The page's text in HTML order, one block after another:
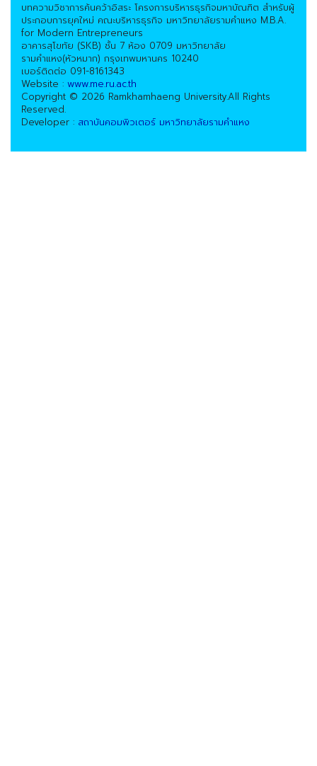
บทความวิชาการค้นคว้าอิสระ โครงการบริหารธุรกิจมหาบัณฑิต สำหรับผู้
ประกอบการยุคใหม่ คณะบริหารธุรกิจ มหาวิทยาลัยรามคำแหง M.B.A.
for Modern Entrepreneurs
อาคารสุโขทัย (SKB) ชั้น 7 ห้อง 0709 มหาวิทยาลัย
รามคำแหง(หัวหมาก) กรุงเทพมหานคร 10240
เบอร์ติดต่อ 091-8161343
Website : www.me.ru.ac.th
Copyright © 2026 Ramkhamhaeng University.All Rights
Reserved.
Developer : สถาบันคอมพิวเตอร์ มหาวิทยาลัยรามคำแหง